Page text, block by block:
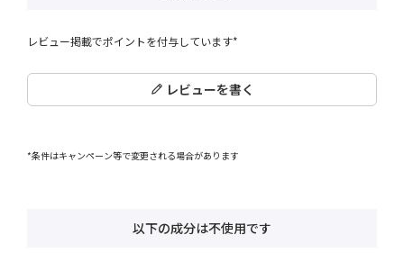
レビュー掲載でポイントを付与しています*
レビューを書く
*条件はキャンペーン等で変更される場合があります
以下の成分は不使用です